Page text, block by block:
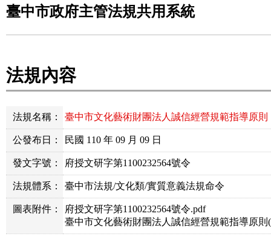
臺中市政府主管法規共用系統
法規內容
法規名稱： 臺中市文化藝術財團法人誠信經營規範指導原則
公發布日： 民國 110 年 09 月 09 日
發文字號： 府授文研字第1100232564號令
法規體系： 臺中市法規/文化類/實質意義法規命令
圖表附件：
府授文研字第1100232564號令.pdf
臺中市文化藝術財團法人誠信經營規範指導原